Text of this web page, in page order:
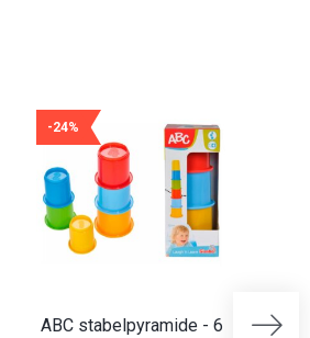
-24%
ABC stabelpyramide - 6